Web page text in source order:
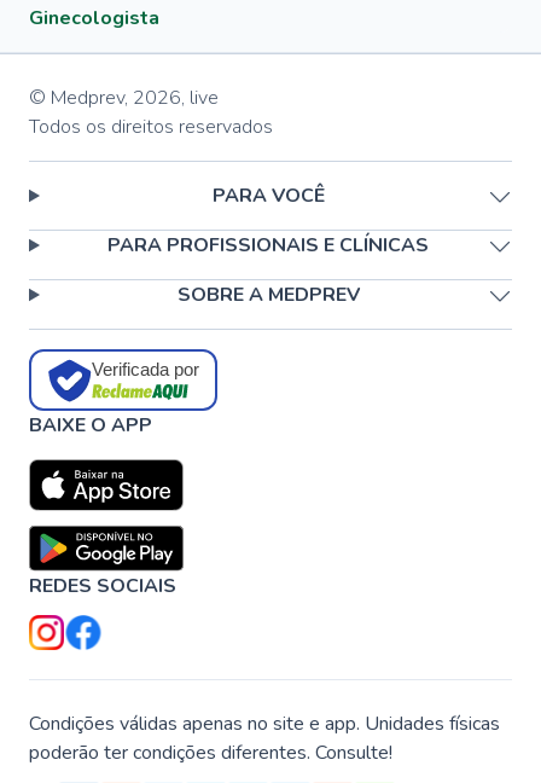
Ginecologista
© Medprev, 2026, live
Todos os direitos reservados
PARA VOCÊ
PARA PROFISSIONAIS E CLÍNICAS
SOBRE A MEDPREV
Verificada por
BAIXE O APP
REDES SOCIAIS
Condições válidas apenas no site e app. Unidades físicas
poderão ter condições diferentes. Consulte!